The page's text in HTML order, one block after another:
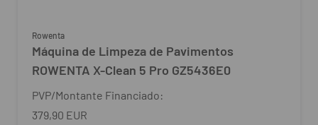
Rowenta
Máquina de Limpeza de Pavimentos
ROWENTA X-Clean 5 Pro GZ5436E0
PVP/Montante Financiado:
379,90 EUR